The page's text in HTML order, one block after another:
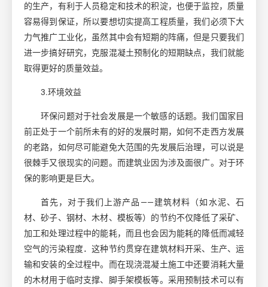
的生产，有利于人员稳定和技术的积淀，也便于监控，质量
容易得到保证，所以要想切实提高工程质量，我们必须下大
力气推广工业化，虽然其中会有短期的阵痛，但是只要我们
进一步搞好研究，克服混凝土预制化的短期缺点，我们就能
取得更好的质量效益。
3.环境效益
环保问题对于社会发展是一个敏感的话题。我们国家目
前正处于一个前所未有的好的发展时期，如何不走西方发展
的老路，如何尽可能避免大范围的先发展后治理，可以说是
很棘手又很现实的问题。而建筑业因为涉及面很广。对于环
保的影响更是巨大。
首先，对于我们上游产品 ——建筑材料（如水泥、石
材、砂子、钢材、木材、模板等）的节约不仅降低了采矿、
加工和处理过程中的能耗，而且也会因为能耗的降低而减轻
空气的污染程度．这种节约贯穿在建筑材料开采、生产、运
输和安装的全过程中。而在现浇混凝土施工中还要消耗大量
的木材用于临时支撑、脚手架模板等。采用预制技术可以有